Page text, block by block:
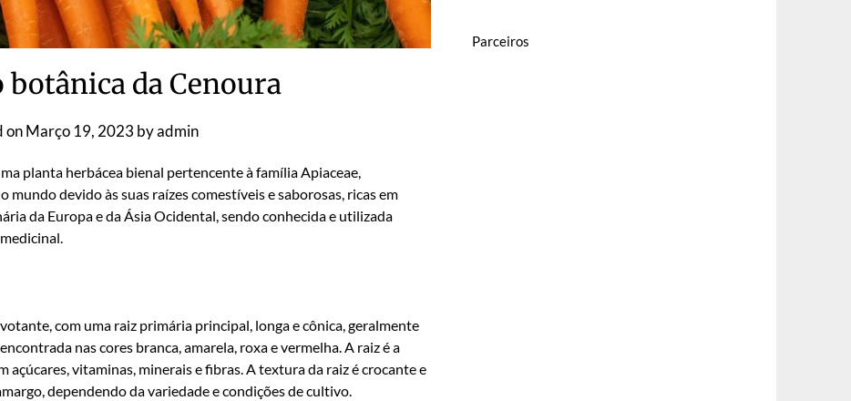
botânica da Cenoura
onMarço 19, 2023 byadmin
planta herbácea bienal pertencente à família Apiaceae,
devido às suas raízes comestíveis e saborosas, ricas em
da Europa e da Ásia Ocidental, sendo conhecida e utilizada
com uma raiz primária principal, longa e cônica, geralmente
nas cores branca, amarela, roxa e vermelha. A raiz é a
açúcares, vitaminas, minerais e fibras. A textura da raiz é crocante e
dependendo da variedade e condições de cultivo.
Parceiros